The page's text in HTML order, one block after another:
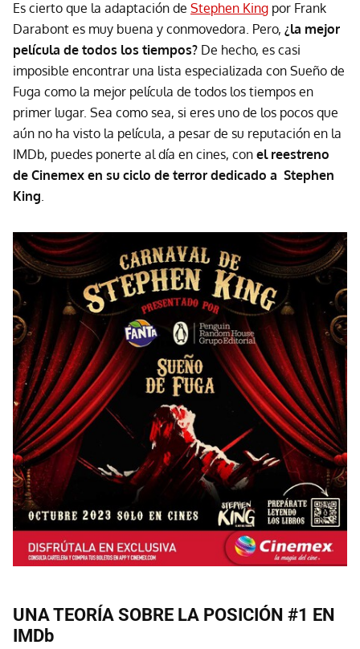
Es cierto que la adaptación de Stephen King por Frank
Darabont es muy buena y conmovedora. Pero, ¿la mejor
película de todos los tiempos? De hecho, es casi
imposible encontrar una lista especializada con Sueño de
Fuga como la mejor película de todos los tiempos en
primer lugar. Sea como sea, si eres uno de los pocos que
aún no ha visto la película, a pesar de su reputación en la
IMDb, puedes ponerte al día en cines, con el reestreno
de Cinemex en su ciclo de terror dedicado a Stephen
King.
UNA TEORÍA SOBRE LA POSICIÓN #1 EN
IMDb